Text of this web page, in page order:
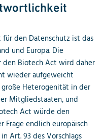
den Datenschutz ist das
und Europa. Die
den Biotech Act wird daher
wieder aufgeweicht
Heterogenität in der
Mitgliedstaaten, und
Act würde den
Frage endlich europäisch
Art. 93 des Vorschlags